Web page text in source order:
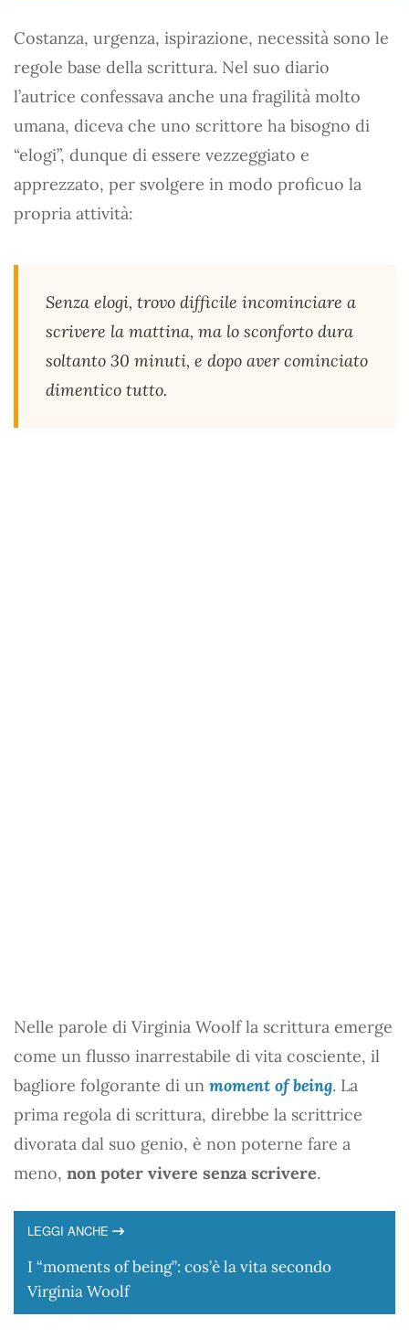
Costanza, urgenza, ispirazione, necessità sono le
regole base della scrittura. Nel suo diario
l’autrice confessava anche una fragilità molto
umana, diceva che uno scrittore ha bisogno di
“elogi”, dunque di essere vezzeggiato e
apprezzato, per svolgere in modo proficuo la
propria attività:
Senza elogi, trovo difficile incominciare a
scrivere la mattina, ma lo sconforto dura
soltanto 30 minuti, e dopo aver cominciato
dimentico tutto.
Nelle parole di Virginia Woolf la scrittura emerge
come un flusso inarrestabile di vita cosciente, il
bagliore folgorante di un moment of being. La
prima regola di scrittura, direbbe la scrittrice
divorata dal suo genio, è non poterne fare a
meno, non poter vivere senza scrivere.
LEGGI ANCHE
I “moments of being”: cos’è la vita secondo
Virginia Woolf